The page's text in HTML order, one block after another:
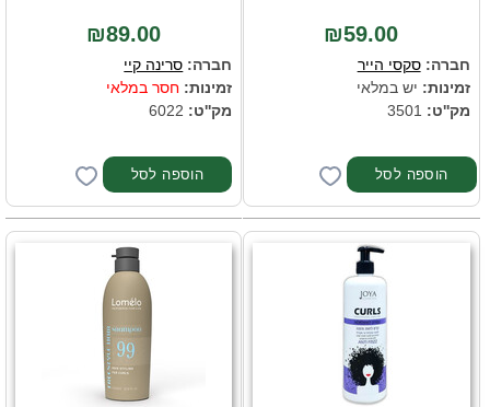
₪59.00
חברה:סקסי הייר
זמינות: יש במלאי
מק''ט:
₪89.00
חברה: סרינה קיי
זמינות: חסר במלאי
מק''ט:
הוספה לסל